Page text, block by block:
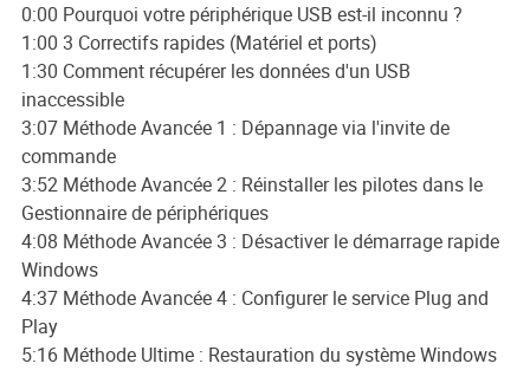
0:00 Pourquoi votre périphérique USB est-il inconnu ?
1:00 3 Correctifs rapides (Matériel et ports)
1:30 Comment récupérer les données d'un USB
inaccessible
3:07 Méthode Avancée 1 : Dépannage via l'invite de
commande
3:52 Méthode Avancée 2 : Réinstaller les pilotes dans le
Gestionnaire de périphériques
4:08 Méthode Avancée 3 : Désactiver le démarrage rapide
Windows
4:37 Méthode Avancée 4 : Configurer le service Plug and
Play
5:16 Méthode Ultime : Restauration du système Windows